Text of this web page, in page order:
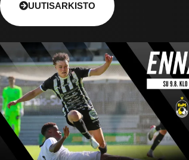
UUTISARKISTO